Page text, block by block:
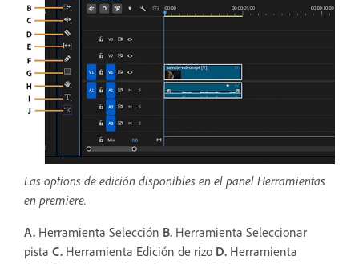
Las options de edición disponibles en el panel Herramientas
en premiere.
A. Herramienta Selección B. Herramienta Seleccionar
pista C. Herramienta Edición de rizo D. Herramienta